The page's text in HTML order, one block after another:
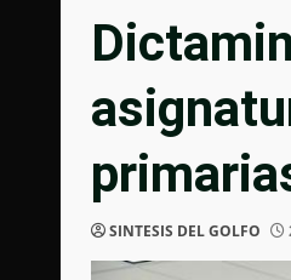
SINTESIS DEL GOLFO